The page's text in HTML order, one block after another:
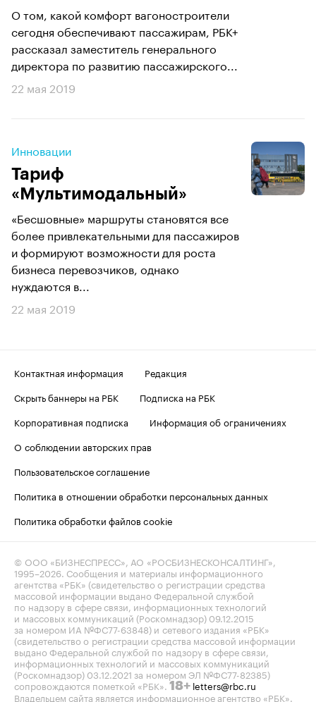
О том, какой комфорт вагоностроители
сегодня обеспечивают пассажирам, РБК+
рассказал заместитель генерального
директора по развитию пассажирского...
22 мая 2019
Инновации
Тариф
«Мультимодальный»
«Бесшовные» маршруты становятся все
более привлекательными для пассажиров
и формируют возможности для роста
бизнеса перевозчиков, однако
нуждаются в...
22 мая 2019
Контактная информация
Редакция
Скрыть баннеры на РБК
Подписка на РБК
Корпоративная подписка
Информация об ограничениях
О соблюдении авторских прав
Пользовательское соглашение
Политика в отношении обработки персональных данных
Политика обработки файлов cookie
© ООО «БИЗНЕСПРЕСС», АО «РОСБИЗНЕСКОНСАЛТИНГ»,
1995–2026. Сообщения и материалы информационного
агентства «РБК» (свидетельство о регистрации средства
массовой информации выдано Федеральной службой
по надзору в сфере связи, информационных технологий
и массовых коммуникаций (Роскомнадзор) 09.12.2015
за номером ИА №ФС77-63848) и сетевого издания «РБК»
(свидетельство о регистрации средства массовой информации
выдано Федеральной службой по надзору в сфере связи,
информационных технологий и массовых коммуникаций
(Роскомнадзор) 03.12.2021 за номером ЭЛ №ФС77-82385)
сопровождаются пометкой «РБК». 18+ letters@rbc.ru
Владельцем сайта является информационное агентство «РБК».